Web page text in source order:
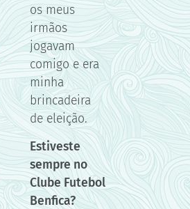
os meus
irmãos
jogavam
comigo e era
minha
brincadeira
de eleição.
Estiveste
sempre no
Clube Futebol
Benfica?